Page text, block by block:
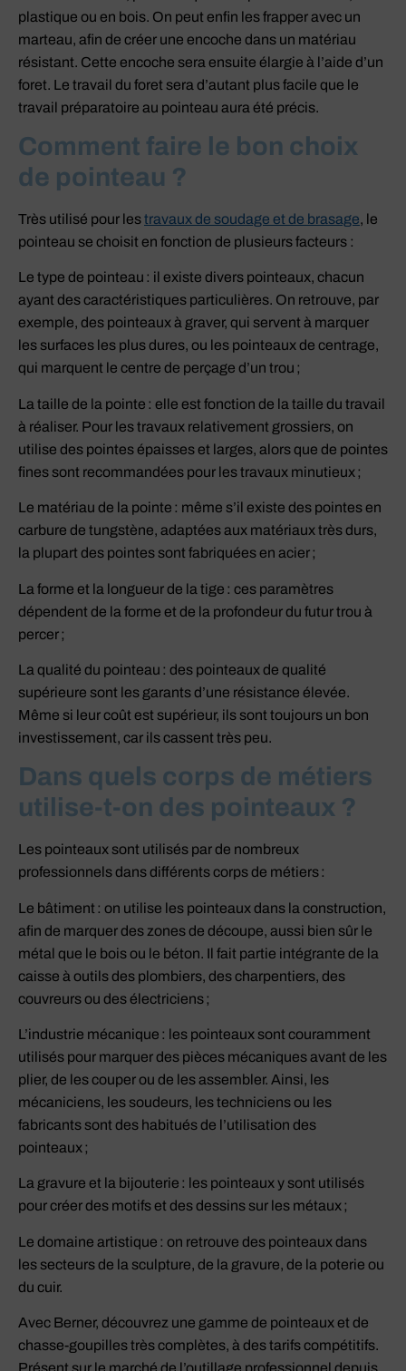
plastique ou en bois. On peut enfin les frapper avec un
marteau, afin de créer une encoche dans un matériau
résistant. Cette encoche sera ensuite élargie à l’aide d’un
foret. Le travail du foret sera d’autant plus facile que le
travail préparatoire au pointeau aura été précis.
Comment faire le bon choix
de pointeau ?
Très utilisé pour lestravaux de soudage et de brasage, le
pointeau se choisit en fonction de plusieurs facteurs :
Le type de pointeau : il existe divers pointeaux, chacun
ayant des caractéristiques particulières. On retrouve, par
exemple, des pointeaux à graver, qui servent à marquer
les surfaces les plus dures, ou les pointeaux de centrage,
qui marquent le centre de perçage d’un trou ;
La taille de la pointe : elle est fonction de la taille du travail
à réaliser. Pour les travaux relativement grossiers, on
utilise des pointes épaisses et larges, alors que de pointes
fines sont recommandées pour les travaux minutieux ;
Le matériau de la pointe : même s’il existe des pointes en
carbure de tungstène, adaptées aux matériaux très durs,
la plupart des pointes sont fabriquées en acier ;
La forme et la longueur de la tige : ces paramètres
dépendent de la forme et de la profondeur du futur trou à
percer ;
La qualité du pointeau : des pointeaux de qualité
supérieure sont les garants d’une résistance élevée.
Même si leur coût est supérieur, ils sont toujours un bon
investissement, car ils cassent très peu.
Dans quels corps de métiers
utilise-t-on des pointeaux ?
Les pointeaux sont utilisés par de nombreux
professionnels dans différents corps de métiers :
Le bâtiment : on utilise les pointeaux dans la construction,
afin de marquer des zones de découpe, aussi bien sûr le
métal que le bois ou le béton. Il fait partie intégrante de la
caisse à outils des plombiers, des charpentiers, des
couvreurs ou des électriciens ;
L’industrie mécanique : les pointeaux sont couramment
utilisés pour marquer des pièces mécaniques avant de les
plier, de les couper ou de les assembler. Ainsi, les
mécaniciens, les soudeurs, les techniciens ou les
fabricants sont des habitués de l’utilisation des
pointeaux ;
La gravure et la bijouterie : les pointeaux y sont utilisés
pour créer des motifs et des dessins sur les métaux ;
Le domaine artistique : on retrouve des pointeaux dans
les secteurs de la sculpture, de la gravure, de la poterie ou
du cuir.
Avec Berner, découvrez une gamme de pointeaux et de
chasse-goupilles très complètes, à des tarifs compétitifs.